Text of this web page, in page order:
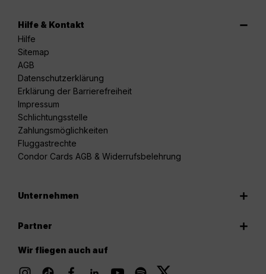
Hilfe & Kontakt
Hilfe
Sitemap
AGB
Datenschutzerklärung
Erklärung der Barrierefreiheit
Impressum
Schlichtungsstelle
Zahlungsmöglichkeiten
Fluggastrechte
Condor Cards AGB & Widerrufsbelehrung
Unternehmen
Partner
Wir fliegen auch auf